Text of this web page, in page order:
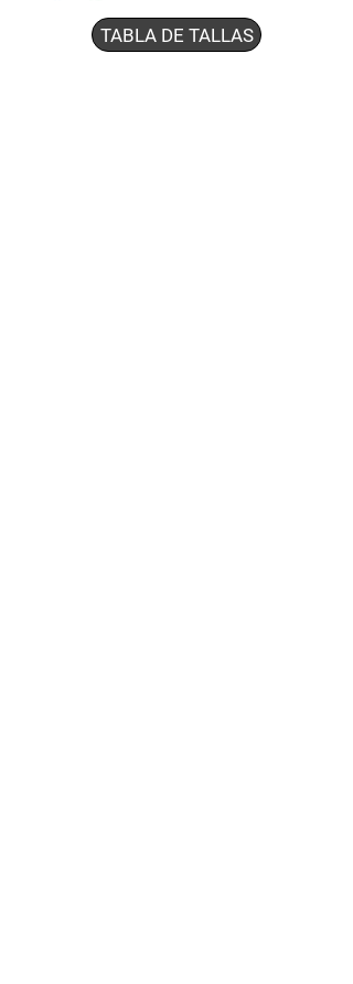
TABLA DE TALLAS